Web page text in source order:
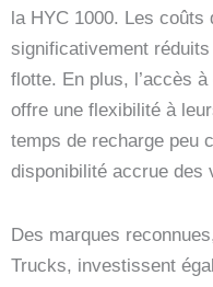
la HYC 1000. Les coûts
significativement
flotte. En plus, l’accès
offre une flexibilité à
temps de recharge peu
disponibilité accrue des
Des marques
Trucks, investissent